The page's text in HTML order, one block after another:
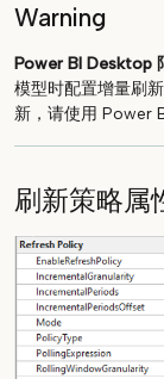
Warning
Power BI Desktop
模型时配置增量刷
新，请使用 Power
刷新策略属